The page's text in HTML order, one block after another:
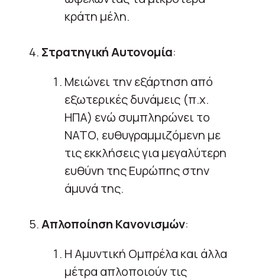
κράτη μέλη.
4. Στρατηγική Αυτονομία:
Μειώνει την εξάρτηση από
εξωτερικές δυνάμεις (π.χ.
ΗΠΑ) ενώ συμπληρώνει το
ΝΑΤΟ, ευθυγραμμιζόμενη με
τις εκκλήσεις για μεγαλύτερη
ευθύνη της Ευρώπης στην
άμυνά της.
5.Απλοποίηση Κανονισμών:
Η Αμυντική Ομπρέλα και άλλα
μέτρα απλοποιούν τις